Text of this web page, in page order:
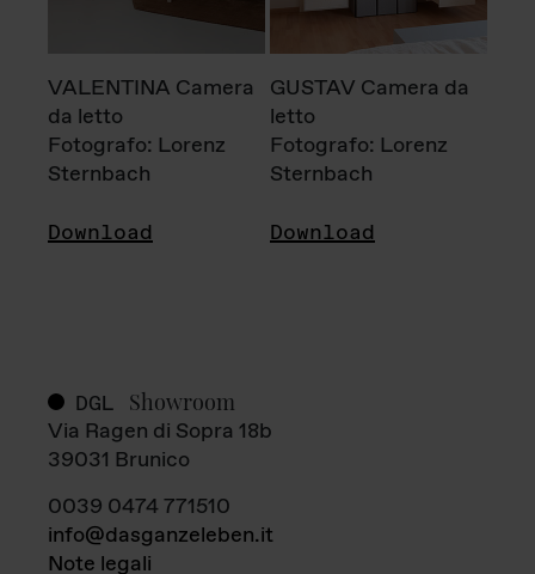
VALENTINA Camera
da letto
Fotografo: Lorenz
Sternbach
Download
GUSTAV Camera da
letto
Fotografo: Lorenz
Sternbach
Download
DGL Showroom
Via Ragen di Sopra 18b
39031 Brunico
0039 0474 771510
info@dasganzeleben.it
Note legali